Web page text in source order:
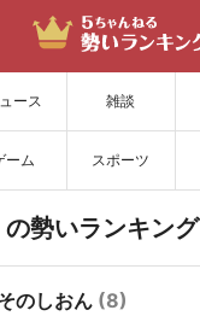
ース 雑談
ーム スポーツ
サイトを更新
の勢いランキング
のしおん (8)